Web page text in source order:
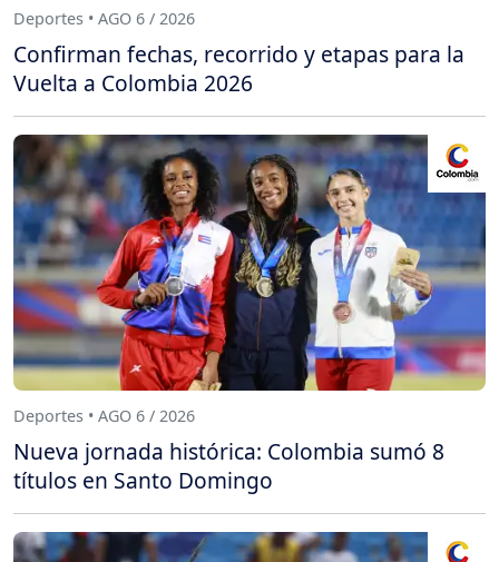
Deportes • AGO 6 / 2026
Confirman fechas, recorrido y etapas para la
Vuelta a Colombia 2026
Deportes • AGO 6 / 2026
Nueva jornada histórica: Colombia sumó 8
títulos en Santo Domingo